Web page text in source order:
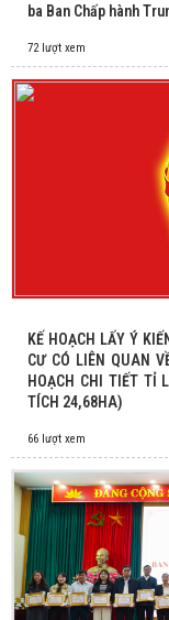
ba Ban Chấp hành
72 lượt xem
KẾ HOẠCH LẤY Ý
CƯ CÓ LIÊN QUAN
HOẠCH CHI TIẾT TỈ
TÍCH 24,68HA)
66 lượt xem